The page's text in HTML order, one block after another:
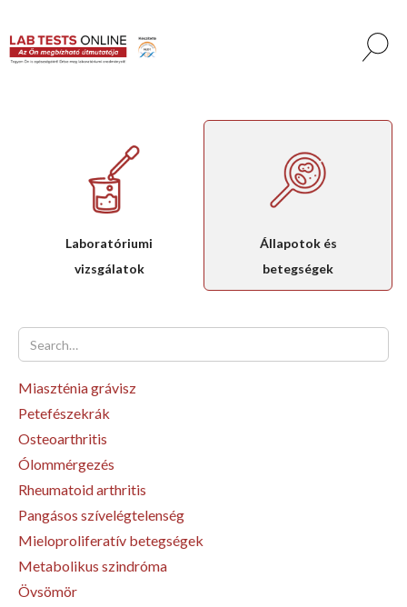
Laboratóriumi
vizsgálatok
Állapotok és
betegségek
Miaszténia grávisz
Petefészekrák
Osteoarthritis
Ólommérgezés
Rheumatoid arthritis
Pangásos szívelégtelenség
Mieloproliferatív betegségek
Metabolikus szindróma
Övsömör